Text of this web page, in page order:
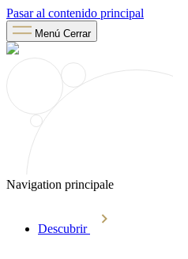
Pasar al contenido principal
Menú Cerrar
Navigation principale
Descubrir